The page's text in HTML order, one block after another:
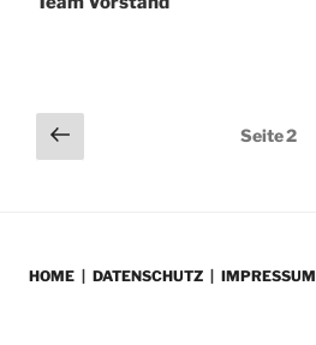
Seitennummerierung
der
Vorherige
Seite
Seite2
HOME DATENSCHUTZ IMPRESSUM